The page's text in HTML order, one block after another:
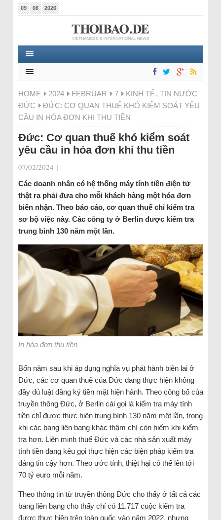
09 08 2026
HOME 2024 FEBRUAR 7 KINH TẾ , TIN NƯỚC
ĐỨC
ĐỨC: CƠ QUAN THUẾ KHÓ KIỂM SOÁT YÊU
CẦU IN HÓA ĐƠN KHI THU TIỀN
Đức: Cơ quan thuế khó kiểm soát
yêu cầu in hóa đơn khi thu tiền
07/02/2024 |
Các doanh nhân có hệ thống máy tính tiền điện tử
thật ra phải đưa cho mỗi khách hàng một hóa đơn
biên nhận. Theo báo cáo, cơ quan thuế chỉ kiểm tra
sơ bộ việc này. Các công ty ở Berlin được kiểm tra
trung bình 130 năm một lần.
In hóa đơn thu tiền
Bốn năm sau khi áp dụng nghĩa vụ phát hành biên lai ở
Đức, các cơ quan thuế của Đức đang thực hiện không
đầy đủ luật đăng ký tiền mặt hiện hành. Theo công bố của
truyền thông Đức, ở Berlin cái gọi là kiểm tra máy tính
tiền chỉ được thực hiện trung bình 130 năm một lần, trong
khi các bang liên bang khác thậm chí còn hiếm khi kiểm
tra hơn. Liên minh thuế Đức và các nhà sản xuất máy
tính tiền đang kêu gọi thực hiện các biện pháp kiểm tra
đáng tin cậy hơn. Theo ước tính, thiệt hại có thể lên tới
70 tỷ euro mỗi năm.
Theo thông tin từ truyền thông Đức cho thấy ở tất cả các
bang liên bang cho thấy chỉ có 11.717 cuộc kiểm tra
được thực hiện trên toàn quốc vào năm 2022, nhưng